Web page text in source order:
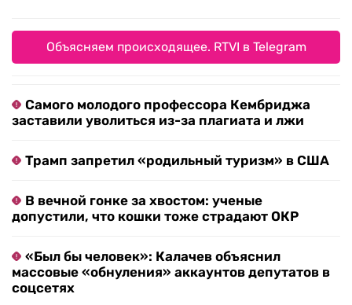
Объясняем происходящее. RTVI в Telegram
Самого молодого профессора Кембриджа
заставили уволиться из-за плагиата и лжи
Трамп запретил «родильный туризм» в США
В вечной гонке за хвостом: ученые
допустили, что кошки тоже страдают ОКР
«Был бы человек»: Калачев объяснил
массовые «обнуления» аккаунтов депутатов в
соцсетях